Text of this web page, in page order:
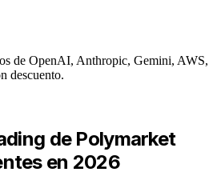
de OpenAI, Anthropic, Gemini, AWS,
descuento.
de Polymarket
en 2026